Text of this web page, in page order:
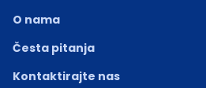
O nama
Česta pitanja
Kontaktirajte nas